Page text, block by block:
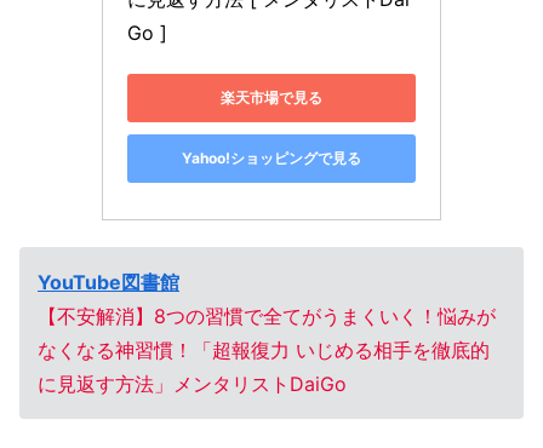
Go ]
楽天市場で見る
Yahoo!ショッピングで見る
YouTube図書館
【不安解消】8つの習慣で全てがうまくいく！悩みが
なくなる神習慣！「超報復力 いじめる相手を徹底的
に見返す方法」メンタリストDaiGo